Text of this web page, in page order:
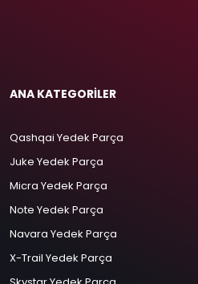
ANA KATEGORİLER
Qashqai Yedek Parça
Juke Yedek Parça
Micra Yedek Parça
Note Yedek Parça
Navara Yedek Parça
X-Trail Yedek Parça